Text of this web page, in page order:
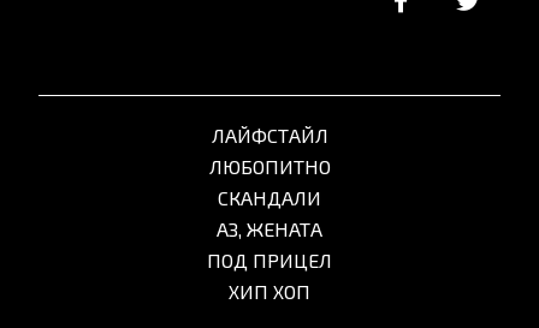
ЛАЙФСТАЙЛ
ЛЮБОПИТНО
СКАНДАЛИ
АЗ, ЖЕНАТА
ПОД ПРИЦЕЛ
ХИП ХОП